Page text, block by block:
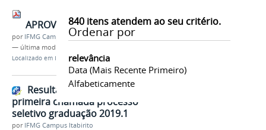
840itens atendem ao seu critério.
Ordenar por
relevância
Data (mais Recente Primeiro)
Alfabeticamente
APROVADOS_1_CHAMADA_ITABIRITO.pdf
por IFMG Campus Itabirito
— última modificação
Localizado em Imagens /Documentos
Resultado da análise de renda
primeira chamada processo
seletivo graduação 2019.1
por IFMG Campus Itabirito